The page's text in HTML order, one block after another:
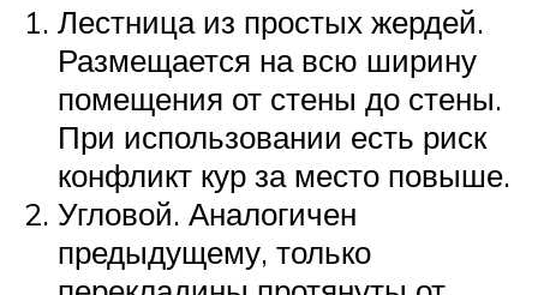
Лестница из простых жердей.
Размещается на всю ширину
помещения от стены до стены.
При использовании есть риск
конфликт кур за место повыше.
Угловой. Аналогичен
предыдущему, только